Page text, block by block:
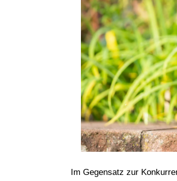
Im Gegensatz zur